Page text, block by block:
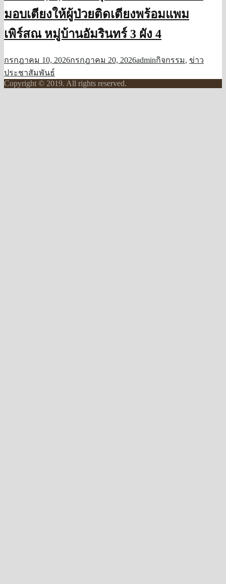
มอบเตียงให้ผู้ป่วยติดเตียงพร้อมแพม
เพิร์สณ หมู่บ้านอัมรินทร์ 3 ผัง 4
กรกฎาคม 10, 2026กรกฎาคม 20, 2026adminกิจกรรม, ข่าว
ประชาสัมพันธ์
Copyright © 2019. All rights reserved.